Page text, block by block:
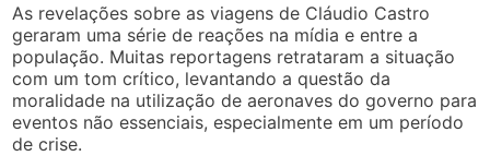
As revelações sobre as viagens de Cláudio Castro
geraram uma série de reações na mídia e entre a
população. Muitas reportagens retrataram a situação
com um tom crítico, levantando a questão da
moralidade na utilização de aeronaves do governo para
eventos não essenciais, especialmente em um período
de crise.